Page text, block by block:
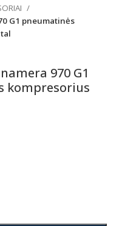
G1 pneumatinės
970 G1
kompresorius